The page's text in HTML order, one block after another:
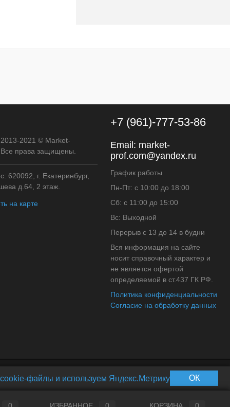
2021 © Market-
права защищены.
620092, г. Екатеринбург,
д.64, 2 этаж.
на карте
+7 (961)-777-53-86
Email: market-
prof.com@yandex.ru
График работы
Пн-Пт: с 10:00 до 18:00
Сб: с 11:00 до 15:00
Вс: Выходной
Перерыв с 13 до 14 в будни
Вся информация на сайте
носит справочный характер и
не является офертой
определяемой в ст.437 ГК РФ.
Политика конфиденциальности
Согласие на обработку данных
0 ИЗБРАННОЕ 0 КОРЗИНА 0
файлы и используем Яндекс.Метрику ОК